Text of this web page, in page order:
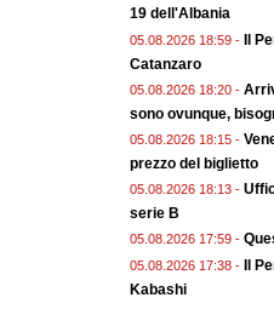
19 dell'Albania
05.08.2026 18:59 - Il
Catanzaro
05.08.2026 18:20 -
sono ovunque,
05.08.2026 18:15 -
prezzo del biglietto
05.08.2026 18:13 -
serie B
05.08.2026 17:59 -
05.08.2026 17:38 - Il
Kabashi